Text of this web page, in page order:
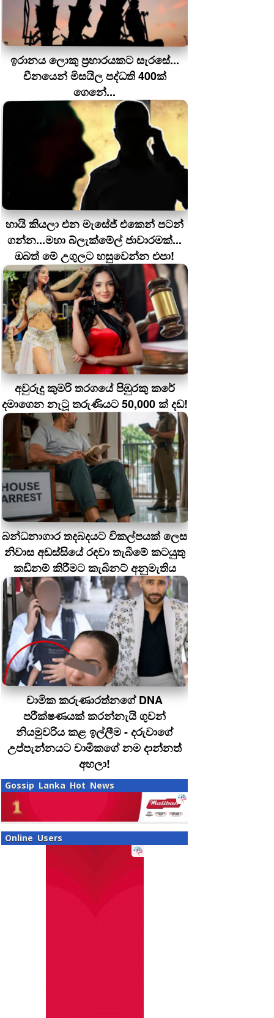
ඉරානය ලොකු ප‍්‍රහාරයකට සැරසේ...
චීනයෙන් මිසයිල පද්ධති 400ක්
ගෙනේ...
හායි කියලා එන මැසේජ් එකෙන් පටන්
ගන්න...මහා බ්ලැක්මේල් ජාවාරමක්...
ඔබත් මේ උගුලට හසුවෙන්න එපා!
අවුරුදු කුමරි තරගයේ පිඹුරකු කරේ
දමාගෙන නැටූ තරුණියට 50,000 ක් දඩ!
බන්ධනාගාර තදබදයට විකල්පයක් ලෙස
නිවාස අඩස්සියේ රඳවා තැබීමේ කටයුතු
කඩිනම් කිරීමට කැබිනට් අනුමැතිය
චාමික කරුණාරත්නගේ DNA
පරීක්ෂණයක් කරන්නැයි ගුවන්
නියමුවරිය කළ ඉල්ලීම - දරුවාගේ
උප්පැන්නයට චාමිකගේ නම දාන්නත්
අහලා!
Gossip Lanka Hot News
Online Users